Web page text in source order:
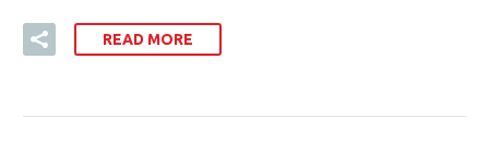
READ MORE